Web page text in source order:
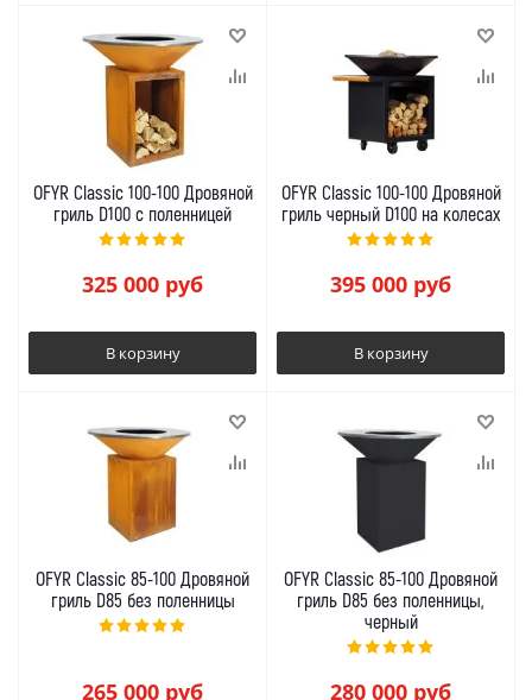
OFYR Classic 100-100 Дровяной
гриль D100 с поленницей
325 000 руб
В корзину
OFYR Classic 100-100 Дровяной
гриль черный D100 на колесах
395 000 руб
В корзину
OFYR Classic 85-100 Дровяной
гриль D85 без поленницы
265 000 руб
OFYR Classic 85-100 Дровяной
гриль D85 без поленницы,
черный
280 000 руб